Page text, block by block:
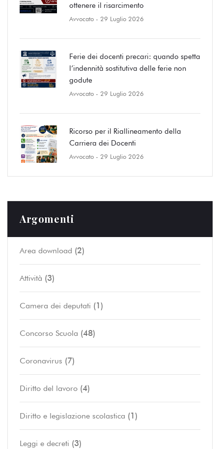
ottenere il risarcimento
Avvocato - 29 Luglio 2026
Ferie dei docenti precari: quando spetta
l’indennità sostitutiva delle ferie non
godute
Avvocato - 29 Luglio 2026
Ricorso per il Riallineamento della
Carriera dei Docenti
Avvocato - 29 Luglio 2026
Argomenti
Area download (2)
Attività (3)
Camera dei deputati (1)
Concorso Scuola (48)
Coronavirus (7)
Diritto del lavoro (4)
Diritto e legislazione scolastica (1)
Leggi e decreti (3)